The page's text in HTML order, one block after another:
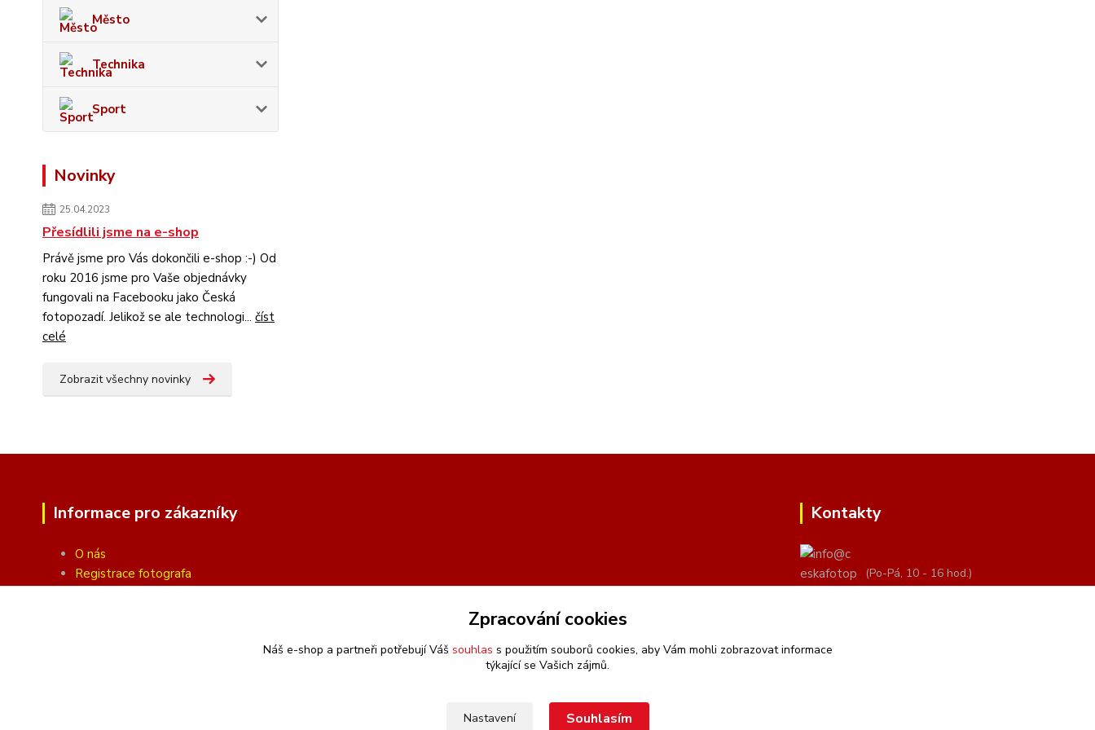
Město
Technika
Sport
Novinky
25.04.2023
Přesídlili jsme na e-shop
Právě jsme pro Vás dokončili e-shop :-) Od
roku 2016 jsme pro Vaše objednávky
fungovali na Facebooku jako Česká
fotopozadí. Jelikož se ale technologi... číst
celé
Zobrazit všechny novinky
Informace pro zákazníky
O nás
Registrace fotografa
Kontakty
(Po-Pá, 10 - 16 hod.)
Zpracování cookies
Náš e-shop a partneři potřebují Váš souhlas s použitím souborů cookies, aby Vám mohli zobrazovat informace
týkající se Vašich zájmů.
Nastavení Souhlasím